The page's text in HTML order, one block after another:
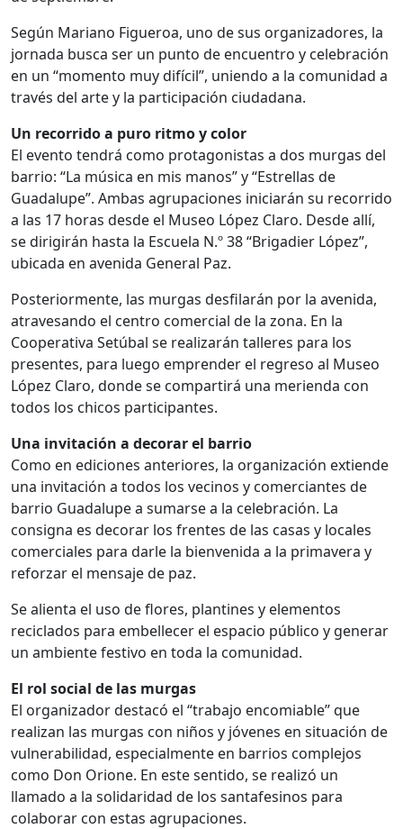
Según Mariano Figueroa, uno de sus organizadores, la
jornada busca ser un punto de encuentro y celebración
en un “momento muy difícil”, uniendo a la comunidad a
través del arte y la participación ciudadana.
Un recorrido a puro ritmo y color
El evento tendrá como protagonistas a dos murgas del
barrio: “La música en mis manos” y “Estrellas de
Guadalupe”. Ambas agrupaciones iniciarán su recorrido
a las 17 horas desde el Museo López Claro. Desde allí,
se dirigirán hasta la Escuela N.º 38 “Brigadier López”,
ubicada en avenida General Paz.
Posteriormente, las murgas desfilarán por la avenida,
atravesando el centro comercial de la zona. En la
Cooperativa Setúbal se realizarán talleres para los
presentes, para luego emprender el regreso al Museo
López Claro, donde se compartirá una merienda con
todos los chicos participantes.
Una invitación a decorar el barrio
Como en ediciones anteriores, la organización extiende
una invitación a todos los vecinos y comerciantes de
barrio Guadalupe a sumarse a la celebración. La
consigna es decorar los frentes de las casas y locales
comerciales para darle la bienvenida a la primavera y
reforzar el mensaje de paz.
Se alienta el uso de flores, plantines y elementos
reciclados para embellecer el espacio público y generar
un ambiente festivo en toda la comunidad.
El rol social de las murgas
El organizador destacó el “trabajo encomiable” que
realizan las murgas con niños y jóvenes en situación de
vulnerabilidad, especialmente en barrios complejos
como Don Orione. En este sentido, se realizó un
llamado a la solidaridad de los santafesinos para
colaborar con estas agrupaciones.